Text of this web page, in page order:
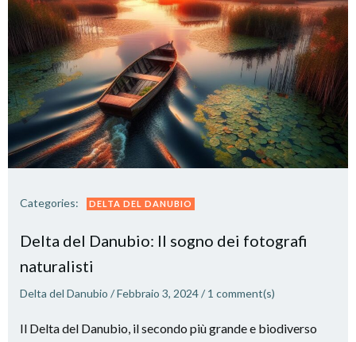
Categories: DELTA DEL DANUBIO
Delta del Danubio: Il sogno dei fotografi
naturalisti
Delta del Danubio /Febbraio 3, 2024/ 1 comment(s)
Il Delta del Danubio, il secondo più grande e biodiverso